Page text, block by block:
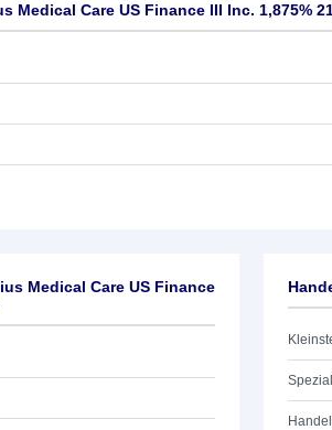
Medical Care US Finance III Inc. 1,875%
Medical Care US Finance